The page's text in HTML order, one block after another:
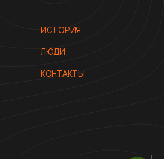
ИСТОРИЯ
ЛЮДИ
КОНТАКТЫ